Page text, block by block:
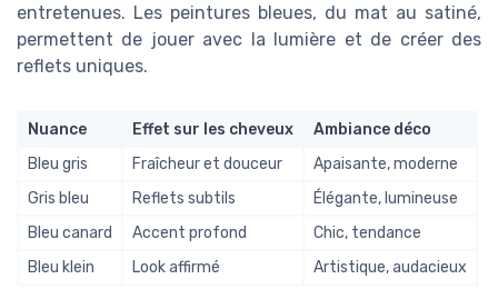
entretenues. Les peintures bleues, du mat au satiné,
permettent de jouer avec la lumière et de créer des
reflets uniques.
Nuance Effet sur les cheveux
Ambiance déco
Bleu gris
Fraîcheur et douceur
Apaisante, moderne
Gris bleu
Reflets subtils
Élégante, lumineuse
Bleu canard
Accent profond
Chic, tendance
Bleu klein
Look affirmé Artistique, audacieux